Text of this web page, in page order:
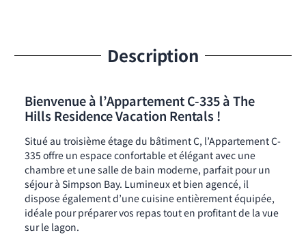
Description
Bienvenue à l’Appartement C-335 à The
Hills Residence Vacation Rentals !
Situé au troisième étage du bâtiment C, l’Appartement C-
335 offre un espace confortable et élégant avec une
chambre et une salle de bain moderne, parfait pour un
séjour à Simpson Bay. Lumineux et bien agencé, il
dispose également d’une cuisine entièrement équipée,
idéale pour préparer vos repas tout en profitant de la vue
sur le lagon.